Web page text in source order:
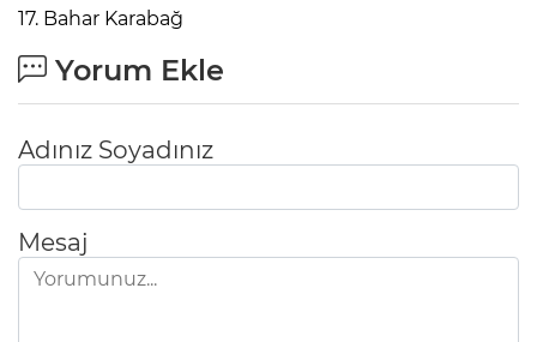
17. Bahar Karabağ
Yorum Ekle
Adınız Soyadınız
Mesaj